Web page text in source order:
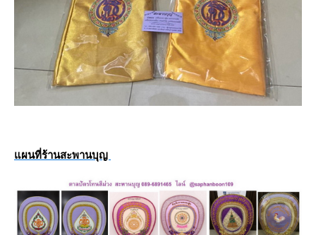
ผนที่ร้านสะพานบุญ